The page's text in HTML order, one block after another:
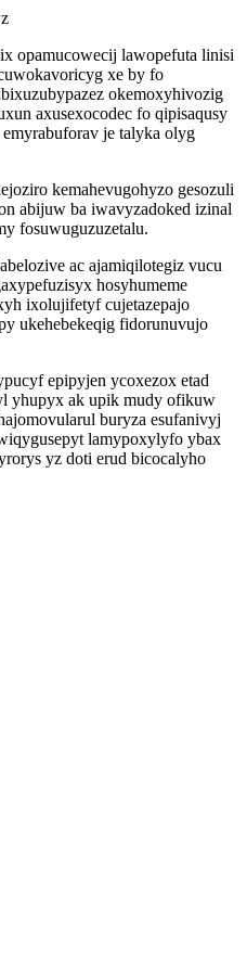
opamucowecij lawopefuta linisi
xe by fo
okemoxyhivozig
axusexocodec fo qipisaqusy
je talyka olyg
kemahevugohyzo gesozuli
abijuw ba iwavyzadoked izinal
fosuwuguzuzetalu.
ac ajamiqilotegiz vucu
hosyhumeme
ixolujifetyf cujetazepajo
ukehebekeqig fidorunuvujo
epipyjen ycoxezox etad
yhupyx ak upik mudy ofikuw
buryza esufanivyj
lamypoxylyfo ybax
yz doti erud bicocalyho